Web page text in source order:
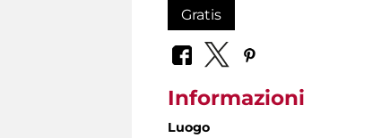
Gratis
Informazioni
Luogo